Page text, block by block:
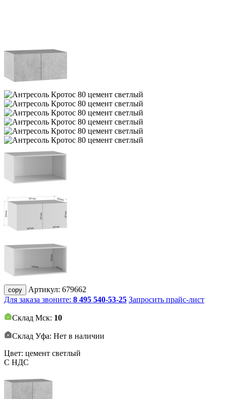
copy Артикул: 679662
Для заказа звоните: 8 495 540-53-25 Запросить прайс-лист
Склад Мск: 10
Склад Уфа: Нет в наличии
Цвет: цемент светлый
С НДС